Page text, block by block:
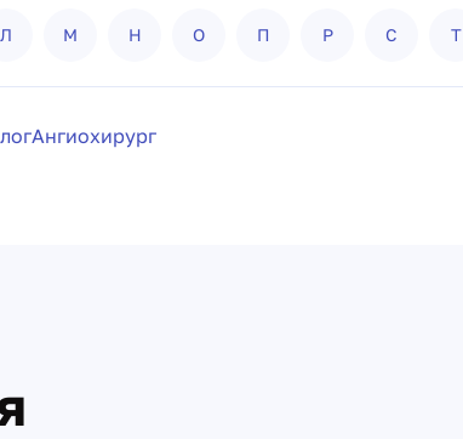
Л М Н О П Р С Т
Ангиохирург